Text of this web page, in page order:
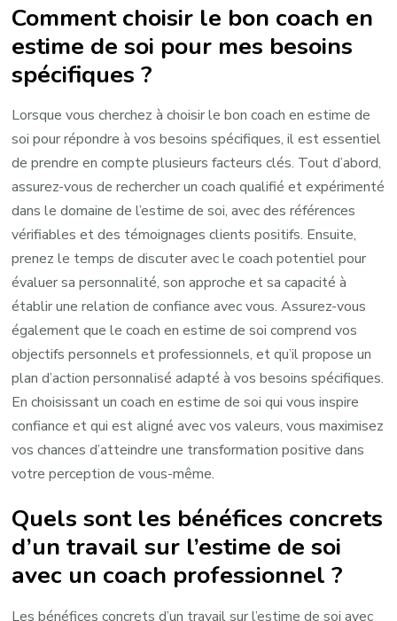
Comment choisir le bon coach en
estime de soi pour mes besoins
spécifiques ?
Lorsque vous cherchez à choisir le bon coach en estime de
soi pour répondre à vos besoins spécifiques, il est essentiel
de prendre en compte plusieurs facteurs clés. Tout d’abord,
assurez-vous de rechercher un coach qualifié et expérimenté
dans le domaine de l’estime de soi, avec des références
vérifiables et des témoignages clients positifs. Ensuite,
prenez le temps de discuter avec le coach potentiel pour
évaluer sa personnalité, son approche et sa capacité à
établir une relation de confiance avec vous. Assurez-vous
également que le coach en estime de soi comprend vos
objectifs personnels et professionnels, et qu’il propose un
plan d’action personnalisé adapté à vos besoins spécifiques.
En choisissant un coach en estime de soi qui vous inspire
confiance et qui est aligné avec vos valeurs, vous maximisez
vos chances d’atteindre une transformation positive dans
votre perception de vous-même.
Quels sont les bénéfices concrets
d’un travail sur l’estime de soi
avec un coach professionnel ?
Les bénéfices concrets d’un travail sur l’estime de soi avec